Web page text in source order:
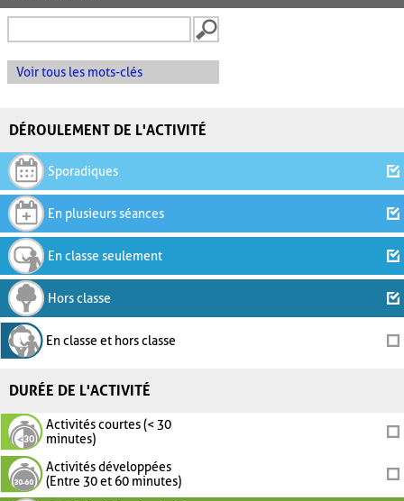
Voir tous les mots-clés
DÉROULEMENT DE L'ACTIVITÉ
Sporadiques
En plusieurs séances
En classe seulement
Hors classe
En classe et hors classe
DURÉE DE L'ACTIVITÉ
Activités courtes (< 30
minutes)
Activités développées
(Entre 30 et 60 minutes)